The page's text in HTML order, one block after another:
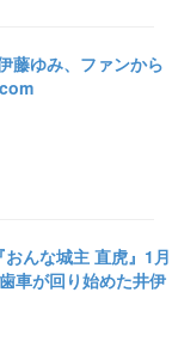
藤ゆみ、ファンから
おんな城主 直虎』1月
車が回り始めた井伊